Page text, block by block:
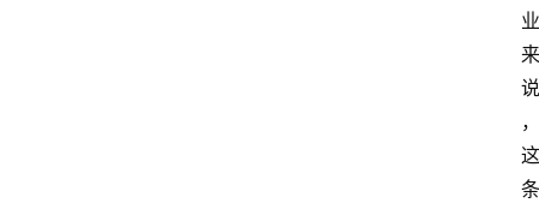
业
来
说
，
这
条